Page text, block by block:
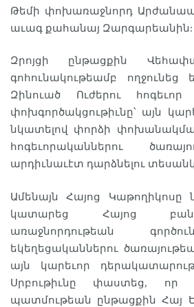
Թեմի փոխառաջնորդ
աւագ քահանայ Զարգարեանին:
Զրոյցի ընթացքին
գոհունակութեամբ ողջունեց
Զինուած Ուժերու հոգեւոր
փոխգործակցութիւնը՝ այն
նկատելով փորձի
հոգեւորականներու
արդիւնաւէտ դարձնելու
Ամենայն Հայոց Կաթողիկոսը
կատարեց Հայոց
առաջնորդութեան
եկեղեցականներու
այն կարեւոր
Սրբութիւնը փաստեց, որ
պատմութեան ընթացքին Հայ